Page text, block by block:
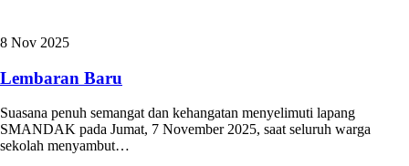
8 Nov 2025
Lembaran Baru
Suasana penuh semangat dan kehangatan menyelimuti lapang
SMANDAK pada Jumat, 7 November 2025, saat seluruh warga
sekolah menyambut…